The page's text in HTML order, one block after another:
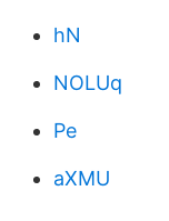
hN
NOLUq
Pe
aXMU